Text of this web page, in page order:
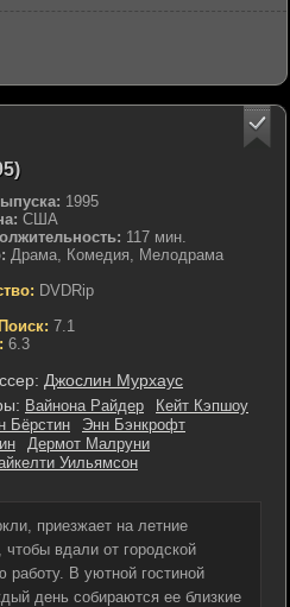
1995
США
117 мин.
Драма, Комедия, Мелодрама
DVDRip
7.1
6.3
Джослин Мурхаус
Вайнона Райдер
Кейт Кэпшоу
Бёрстин
Энн Бэнкрофт
Дермот Малруни
Уильямсон
приезжает на летние
вдали от городской
работу. В уютной гостиной
день собираются ее близкие